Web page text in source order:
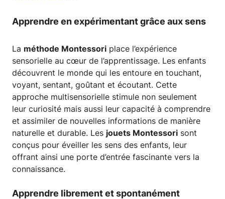
Apprendre en expérimentant grâce aux sens
La méthode Montessori place l’expérience
sensorielle au cœur de l’apprentissage. Les enfants
découvrent le monde qui les entoure en touchant,
voyant, sentant, goûtant et écoutant. Cette
approche multisensorielle stimule non seulement
leur curiosité mais aussi leur capacité à comprendre
et assimiler de nouvelles informations de manière
naturelle et durable. Les jouets Montessori sont
conçus pour éveiller les sens des enfants, leur
offrant ainsi une porte d’entrée fascinante vers la
connaissance.
Apprendre librement et spontanément